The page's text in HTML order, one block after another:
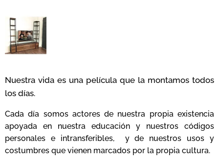
Nuestra vida es una película que la montamos todos
los días.
Cada día somos actores de nuestra propia existencia
apoyada en nuestra educación y nuestros códigos
personales e intransferibles, y de nuestros usos y
costumbres que vienen marcados por la propia cultura.